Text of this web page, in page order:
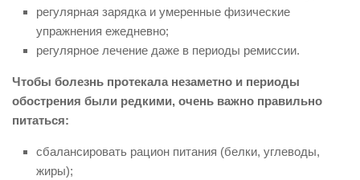
регулярная зарядка и умеренные физические
упражнения ежедневно;
регулярное лечение даже в периоды ремиссии.
Чтобы болезнь протекала незаметно и периоды
обострения были редкими, очень важно правильно
питаться:
сбалансировать рацион питания (белки, углеводы,
жиры);